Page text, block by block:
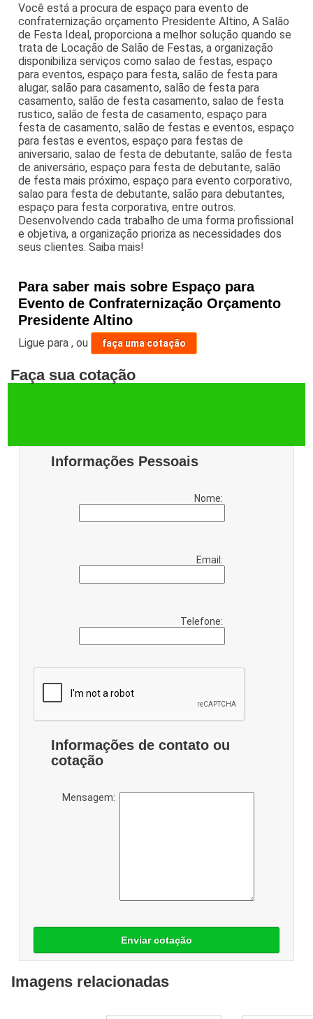
Você está a procura de espaço para evento de
confraternização orçamento Presidente Altino, A Salão
de Festa Ideal, proporciona a melhor solução quando se
trata de Locação de Salão de Festas, a organização
disponibiliza serviços como salao de festas, espaço
para eventos, espaço para festa, salão de festa para
alugar, salão para casamento, salão de festa para
casamento, salão de festa casamento, salao de festa
rustico, salão de festa de casamento, espaço para
festa de casamento, salão de festas e eventos, espaço
para festas e eventos, espaço para festas de
aniversario, salao de festa de debutante, salão de festa
de aniversário, espaço para festa de debutante, salão
de festa mais próximo, espaço para evento corporativo,
salao para festa de debutante, salão para debutantes,
espaço para festa corporativa, entre outros.
Desenvolvendo cada trabalho de uma forma profissional
e objetiva, a organização prioriza as necessidades dos
seus clientes. Saiba mais!
Para saber mais sobre Espaço para
Evento de Confraternização Orçamento
Presidente Altino
Ligue para,ou faça uma cotação
Faça sua cotação
Informações Pessoais
Nome:
Email:
Telefone:
Informações de contato ou
cotação
Mensagem:
Enviar cotação
Imagens relacionadas